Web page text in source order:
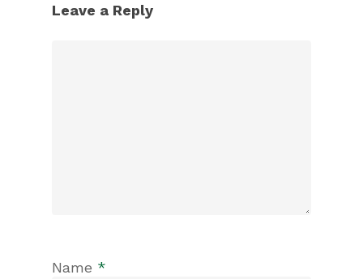
Leave a Reply
Name *